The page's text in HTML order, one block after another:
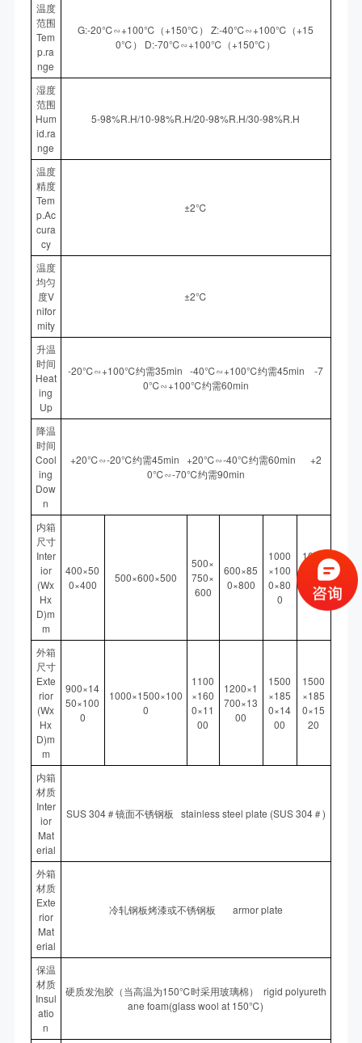
温度
范围
Tem
p.ra
nge
G:-20℃∽+100℃（+150℃） Z:-40℃∽+100℃（+15
0℃） D:-70℃∽+100℃（+150℃）
湿度
范围
Hum
id.ra
nge
5-98%R.H/10-98%R.H/20-98%R.H/30-98%R.H
温度
精度
Tem
p.Ac
cura
cy
±2℃
温度
均匀
度V
nifor
mity
±2℃
升温
时间
Heat
ing
Up
-20℃∽+100℃约需35min -40℃∽+100℃约需45min -7
0℃∽+100℃约需60min
降温
时间
Cool
ing
Dow
n
+20℃∽-20℃约需45min +20℃∽-40℃约需60min +2
0℃∽-70℃约需90min
内箱
尺寸
Inter
ior
(Wx
Hx
D)m
m
400×50
0×400
500×600×500
500×
750×
600
600×85
0×800
1000
×100
0×80
0
1000
×100
0×10
00
外箱
尺寸
Exte
rior
(Wx
Hx
D)m
m
900×14
50×100
0
1000×1500×100
0
1100
×160
0×11
00
1200×1
700×13
00
1500
×185
0×14
00
1500
×185
0×15
20
内箱
材质
Inter
ior
Mat
erial
SUS 304＃镜面不锈钢板 stainless steel plate (SUS 304＃)
外箱
材质
Exte
rior
Mat
erial
冷轧钢板烤漆或不锈钢板 armor plate
保温
材质
Insul
atio
n
硬质发泡胶（当高温为150℃时采用玻璃棉） rigid polyureth
ane foam(glass wool at 150℃)